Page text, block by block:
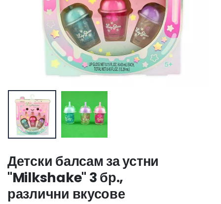
Детски балсам за устни
"Milkshake" 3 бр.,
различни вкусове